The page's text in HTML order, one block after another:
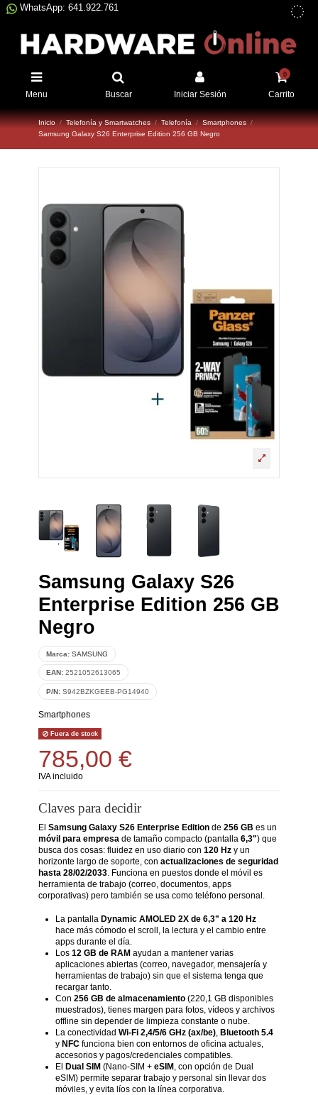
WhatsApp: 641.922.761
Menu Buscar Iniciar Sesión
0
Carrito
Inicio Telefonía y Smartwatches Telefonía
Smartphones
Samsung Galaxy S26 Enterprise Edition 256 GB Negro
Samsung Galaxy S26
Enterprise Edition 256 GB
Negro
Marca: SAMSUNG
EAN: 2521052613065
P/N: S942BZKGEEB-PG14940
Smartphones
Fuera de stock
785,00 €
IVA incluido
Claves para decidir
El Samsung Galaxy S26 Enterprise Editionde 256 GB es un
móvil para empresa de tamaño compacto (pantalla 6,3") que
busca dos cosas: fluidez en uso diario con 120 Hzy un
horizonte largo de soporte, con actualizaciones de seguridad
hasta 28/02/2033. Funciona en puestos donde el móvil es
herramienta de trabajo (correo, documentos, apps
corporativas) pero también se usa como teléfono personal.
La pantalla Dynamic AMOLED 2X de 6,3" a 120 Hz
hace más cómodo el scroll, la lectura y el cambio entre
apps durante el día.
Los 12 GB de RAMayudan a mantener varias
aplicaciones abiertas (correo, navegador, mensajería y
herramientas de trabajo) sin que el sistema tenga que
recargar tanto.
Con 256 GB de almacenamiento(220,1 GB disponibles
muestrados), tienes margen para fotos, vídeos y archivos
offline sin depender de limpieza constante o nube.
La conectividad Wi-Fi 2,4/5/6 GHz (ax/be), Bluetooth 5.4
y NFCfunciona bien con entornos de oficina actuales,
accesorios y pagos/credenciales compatibles.
El Dual SIM(Nano-SIM + eSIM, con opción de Dual
eSIM) permite separar trabajo y personal sin llevar dos
móviles, y evita líos con la línea corporativa.